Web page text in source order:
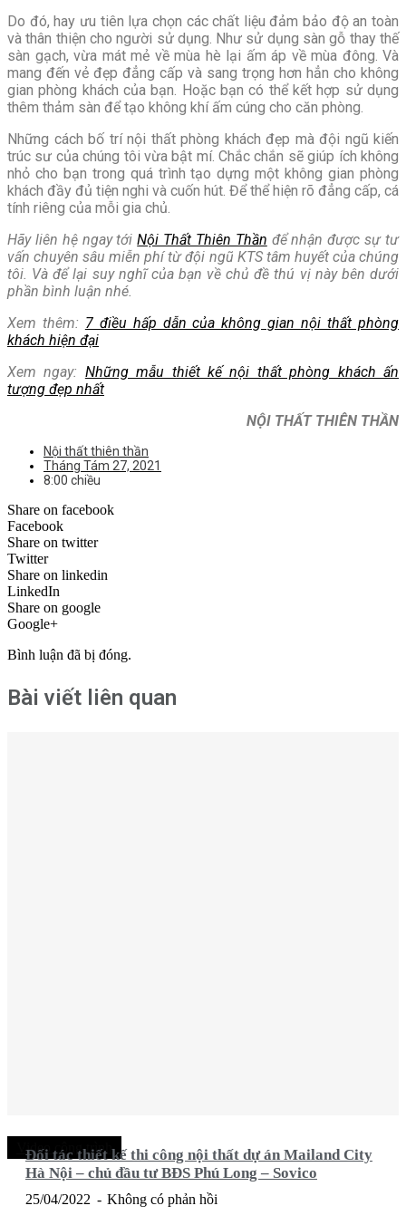
Do đó, hay ưu tiên lựa chọn các chất liệu đảm bảo độ an toàn
và thân thiện cho người sử dụng. Như sử dụng sàn gỗ thay thế
sàn gạch, vừa mát mẻ về mùa hè lại ấm áp về mùa đông. Và
mang đến vẻ đẹp đẳng cấp và sang trọng hơn hẳn cho không
gian phòng khách của bạn. Hoặc bạn có thể kết hợp sử dụng
thêm thảm sàn để tạo không khí ấm cúng cho căn phòng.
Những cách bố trí nội thất phòng khách đẹp mà đội ngũ kiến
trúc sư của chúng tôi vừa bật mí. Chắc chắn sẽ giúp ích không
nhỏ cho bạn trong quá trình tạo dựng một không gian phòng
khách đầy đủ tiện nghi và cuốn hút. Để thể hiện rõ đẳng cấp, cá
tính riêng của mỗi gia chủ.
Hãy liên hệ ngay tớiNội Thất Thiên Thần để nhận được sự tư
vấn chuyên sâu miễn phí từ đội ngũ KTS tâm huyết của chúng
tôi. Và để lại suy nghĩ của bạn về chủ đề thú vị này bên dưới
phần bình luận nhé.
Xem thêm: 7 điều hấp dẫn của không gian nội thất phòng
khách hiện đại
Xem ngay: Những mẫu thiết kế nội thất phòng khách ấn
tượng đẹp nhất
NỘI THẤT THIÊN THẦN
Nội thất thiên thần
Tháng Tám 27, 2021
8:00 chiều
Share on facebook
Facebook
Share on twitter
Twitter
Share on linkedin
LinkedIn
Share on google
Google+
Bình luận đã bị đóng.
Bài viết liên quan
Video công trình
Đối tác thiết kế thi công nội thất dự án Mailand City
Hà Nội – chủ đầu tư BĐS Phú Long – Sovico
25/04/2022 Không có phản hồi